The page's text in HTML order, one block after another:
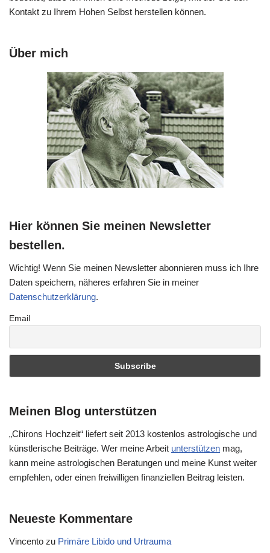
Kontakt zu Ihrem Hohen Selbst herstellen können.
Über mich
Hier können Sie meinen Newsletter
bestellen.
Wichtig! Wenn Sie meinen Newsletter abonnieren muss ich Ihre
Daten speichern, näheres erfahren Sie in meiner
Datenschutzerklärung.
Email
Meinen Blog unterstützen
„Chirons Hochzeit“ liefert seit 2013 kostenlos astrologische und
künstlerische Beiträge. Wer meine Arbeit unterstützen mag,
kann meine astrologischen Beratungen und meine Kunst weiter
empfehlen, oder einen freiwilligen finanziellen Beitrag leisten.
Neueste Kommentare
Vincento zu Primäre Libido und Urtrauma